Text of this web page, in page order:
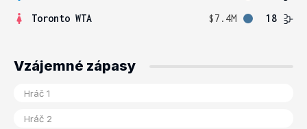
Toronto WTA
$7.4M 18
Vzájemné zápasy